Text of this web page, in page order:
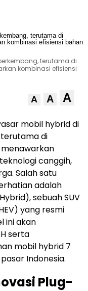
terutama di
kombinasi efisiensi
A A A
mobil hybrid di
di
canggih,
Salah satu
adalah
sebuah SUV
yang resmi
ini akan
serta
mobil hybrid 7
Indonesia.
Plug-